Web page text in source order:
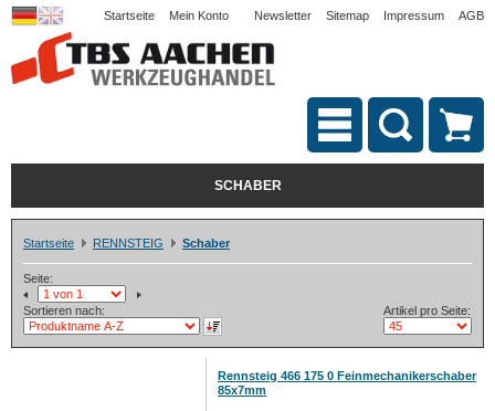
Startseite Mein Konto Newsletter Sitemap Impressum AGB
SCHABER
Startseite RENNSTEIG Schaber
Seite:
Sortieren nach: Artikel pro Seite:
Rennsteig 466 175 0 Feinmechanikerschaber
85x7mm